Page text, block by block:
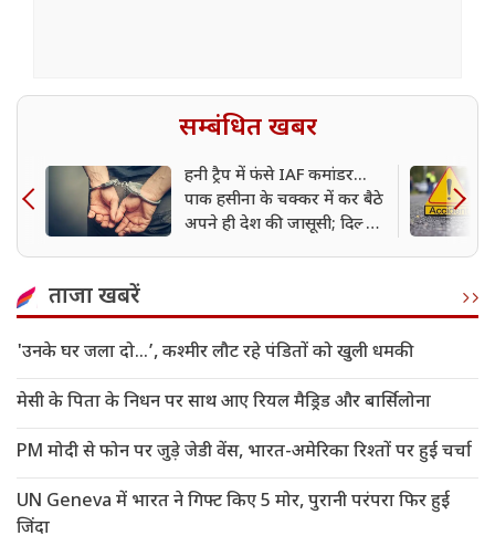
सम्बंधित खबर
हनी ट्रैप में फंसे IAF कमांडर...
पाक हसीना के चक्कर में कर बैठे
अपने ही देश की जासूसी; दिल्ली
ताजा खबरें
'उनके घर जला दो…’, कश्मीर लौट रहे पंडितों को खुली धमकी
मेसी के पिता के निधन पर साथ आए रियल मैड्रिड और बार्सिलोना
PM मोदी से फोन पर जुड़े जेडी वेंस, भारत-अमेरिका रिश्तों पर हुई चर्चा
UN Geneva में भारत ने गिफ्ट किए 5 मोर, पुरानी परंपरा फिर हुई
जिंदा